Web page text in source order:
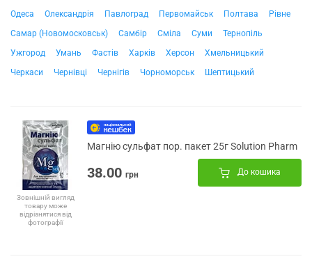
Одеса
Олександрія Павлоград Первомайськ Полтава
Рівне
Самар (Новомосковськ)
Самбір Сміла Суми
Тернопіль
Ужгород
Умань Фастів Харків Херсон
Хмельницький
Черкаси
Чернівці Чернігів Чорноморськ Шептицький
Зовнішній вигляд
товару може
відрізнятися від
фотографії
Магнію сульфат пор. пакет 25г Solution Pharm
38.00 грн До кошика